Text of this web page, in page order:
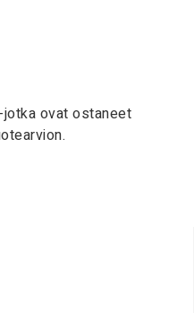
jotka ovat ostaneet